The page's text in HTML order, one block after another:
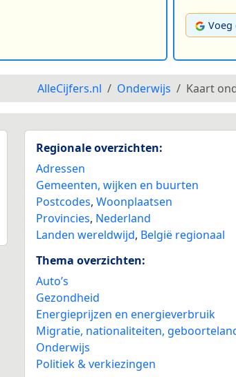
Voeg
AlleCijfers.nl Onderwijs Kaart
Regionale overzichten:
Adressen
Gemeenten, wijken en buurten
Postcodes,Woonplaatsen
Provincies, Nederland
Landen wereldwijd, België regionaal
Thema overzichten:
Auto’s
Gezondheid
Energieprijzen en energieverbruik
Migratie, nationaliteiten,
Onderwijs
Politiek & verkiezingen